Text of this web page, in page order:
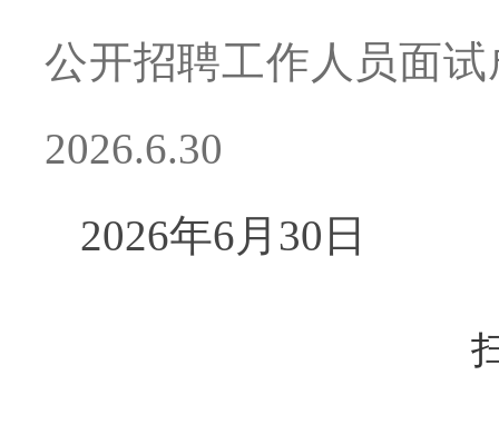
公开招聘工作人员面
2026.6.30
2026年6月 30 日